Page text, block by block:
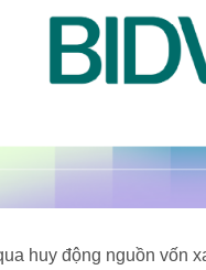
huy động nguồn vốn